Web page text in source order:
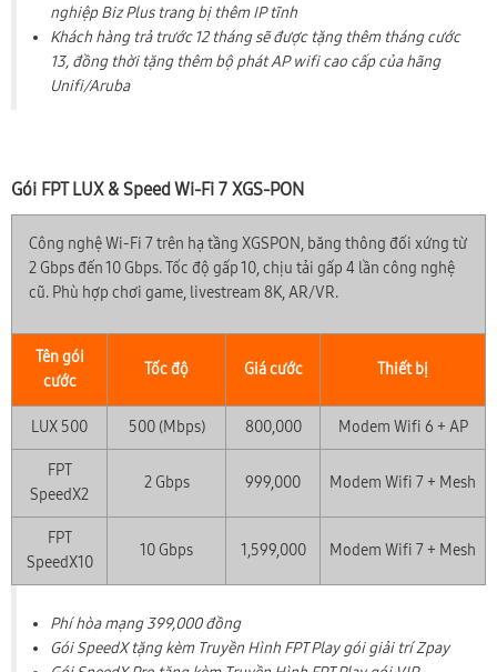
nghiệp Biz Plus trang bị thêm IP tĩnh
Khách hàng trả trước 12 tháng sẽ được tặng thêm tháng cước
13, đồng thời tặng thêm bộ phát AP wifi cao cấp của hãng
Unifi/Aruba
Gói FPT LUX & Speed Wi-Fi 7 XGS-PON
Công nghệ Wi-Fi 7 trên hạ tầng XGSPON, băng thông đối xứng từ
2 Gbps đến 10 Gbps. Tốc độ gấp 10, chịu tải gấp 4 lần công nghệ
cũ. Phù hợp chơi game, livestream 8K, AR/VR.
Tên gói
cước
Tốc độ Giá cước Thiết bị
LUX 500 500 (Mbps) 800,000 Modem Wifi 6 + AP
FPT
SpeedX2
2 Gbps 999,000 Modem Wifi 7 + Mesh
FPT
SpeedX10
10 Gbps 1,599,000 Modem Wifi 7 + Mesh
Phí hòa mạng 399,000 đồng
Gói SpeedX tặng kèm Truyền Hình FPT Play gói giải trí Zpay